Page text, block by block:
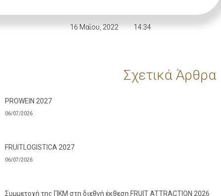
16 Μαΐου, 2022 14:34
Σχετικά Άρθρα
PROWEIN 2027
06/07/2026
FRUITLOGISTICA 2027
06/07/2026
Συμμετοχή της ΠΚΜ στη διεθνή έκθεση FRUIT ATTRACTION 2026